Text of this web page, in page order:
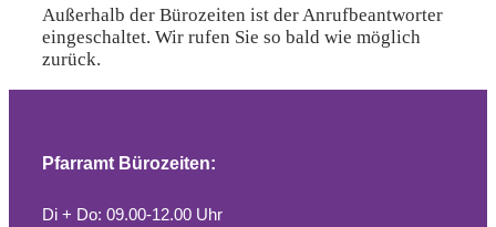
Außerhalb der Bürozeiten ist der Anrufbeantworter
eingeschaltet. Wir rufen Sie so bald wie möglich
zurück.
Pfarramt Bürozeiten:
Di + Do: 09.00-12.00 Uhr